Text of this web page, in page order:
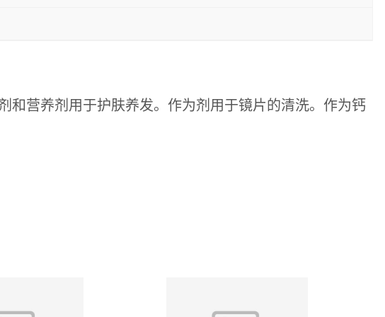
和营养剂用于护肤养发。作为剂用于镜片的清洗。作为钙